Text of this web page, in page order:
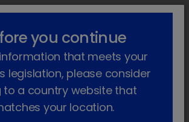
lock_outline search menu
Produtos
Cavalo Só com receita veterinária
veterinária
you continue
that meets your
legislation, please consider
to a country website that
your location.